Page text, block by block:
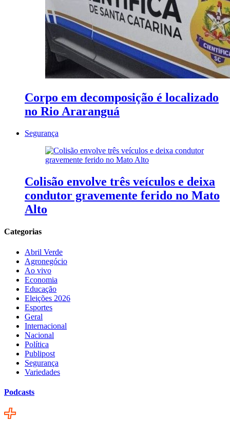
Corpo em decomposição é localizado
no Rio Araranguá
Segurança
Colisão envolve três veículos e deixa
condutor gravemente ferido no Mato
Alto
Categorias
Abril Verde
Agronegócio
Ao vivo
Economia
Educação
Eleições 2026
Esportes
Geral
Internacional
Nacional
Política
Publipost
Segurança
Variedades
Podcasts